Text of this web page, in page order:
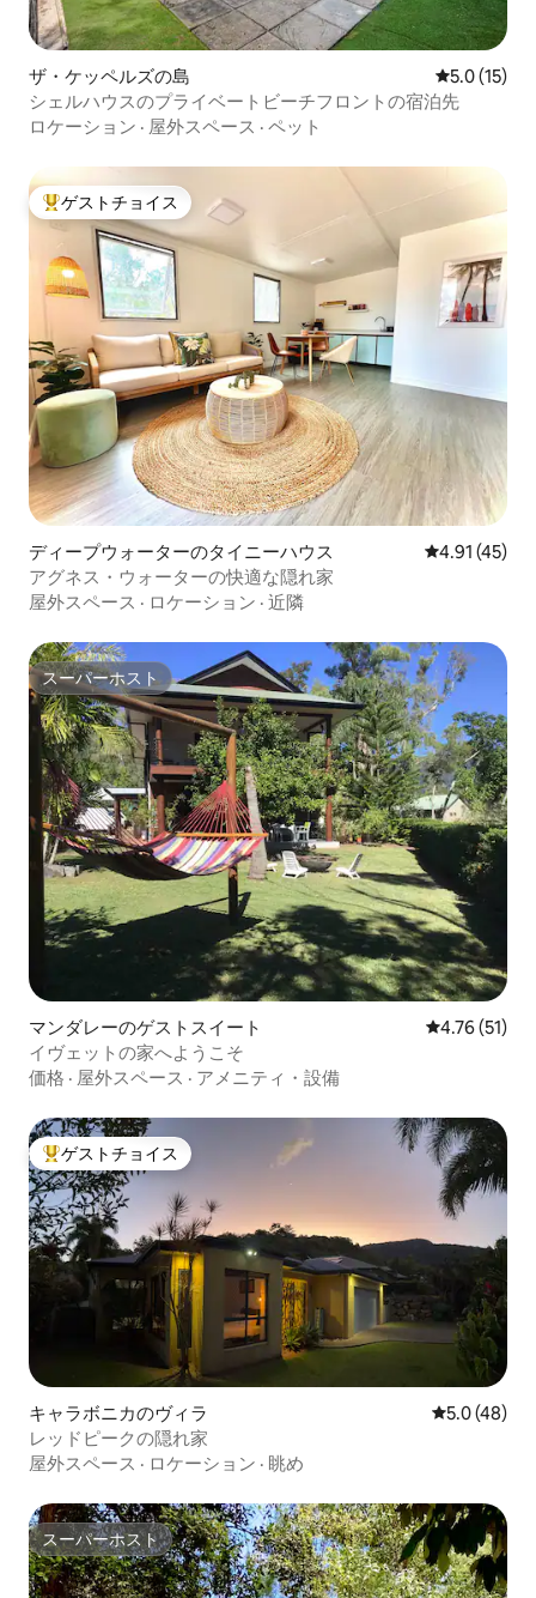
ザ・ケッペルズの島 レビュー15
5.0 (15)
シェルハウスのプライベートビーチフロントの宿泊先
ロケーション · 屋外スペース · ペット
大好評のゲストチョイスです。
ゲストチョイス
ディープウォーターのタイニーハウス レビュー45
4.91 (45)
アグネス・ウォーターの快適な隠れ家
屋外スペース · ロケーション · 近隣
スーパーホスト
スーパーホスト
マンダレーのゲストスイート レビュー51
4.76 (51)
イヴェットの家へようこそ
価格 · 屋外スペース · アメニティ・設備
大好評のゲストチョイスです。
ゲストチョイス
キャラボニカのヴィラ レビュー48
5.0 (48)
レッドピークの隠れ家
屋外スペース · ロケーション · 眺め
スーパーホスト
スーパーホスト